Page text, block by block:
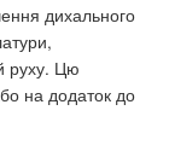
дихального
руху. Цю
на додаток до